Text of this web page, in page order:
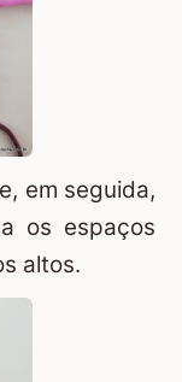
em seguida,
os espaços
altos.